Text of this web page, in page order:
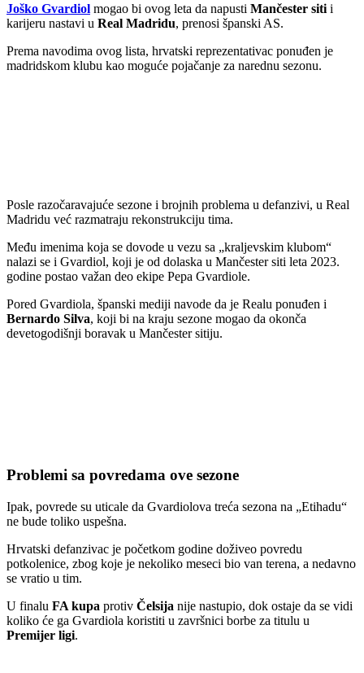
Joško Gvardiol mogao bi ovog leta da napusti Mančester siti i
karijeru nastavi u Real Madridu, prenosi španski AS.
Prema navodima ovog lista, hrvatski reprezentativac ponuđen je
madridskom klubu kao moguće pojačanje za narednu sezonu.
Posle razočaravajuće sezone i brojnih problema u defanzivi, u Real
Madridu već razmatraju rekonstrukciju tima.
Među imenima koja se dovode u vezu sa „kraljevskim klubom“
nalazi se i Gvardiol, koji je od dolaska u Mančester siti leta 2023.
godine postao važan deo ekipe Pepa Gvardiole.
Pored Gvardiola, španski mediji navode da je Realu ponuđen i
Bernardo Silva, koji bi na kraju sezone mogao da okonča
devetogodišnji boravak u Mančester sitiju.
Problemi sa povredama ove sezone
Ipak, povrede su uticale da Gvardiolova treća sezona na „Etihadu“
ne bude toliko uspešna.
Hrvatski defanzivac je početkom godine doživeo povredu
potkolenice, zbog koje je nekoliko meseci bio van terena, a nedavno
se vratio u tim.
U finalu FA kupa protiv Čelsija nije nastupio, dok ostaje da se vidi
koliko će ga Gvardiola koristiti u završnici borbe za titulu u
Premijer ligi.